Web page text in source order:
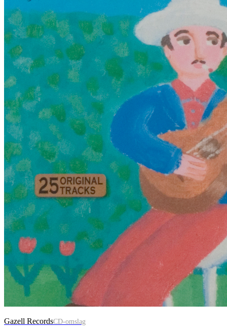
Gazell RecordsCD-omslag